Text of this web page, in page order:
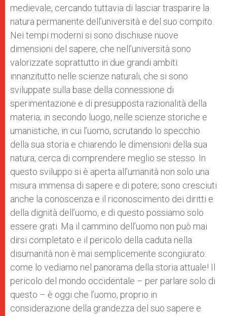
medievale, cercando tuttavia di lasciar trasparire la
natura permanente dell’università e del suo compito.
Nei tempi moderni si sono dischiuse nuove
dimensioni del sapere, che nell’università sono
valorizzate soprattutto in due grandi ambiti:
innanzitutto nelle scienze naturali, che si sono
sviluppate sulla base della connessione di
sperimentazione e di presupposta razionalità della
materia; in secondo luogo, nelle scienze storiche e
umanistiche, in cui l’uomo, scrutando lo specchio
della sua storia e chiarendo le dimensioni della sua
natura, cerca di comprendere meglio se stesso. In
questo sviluppo si è aperta all’umanità non solo una
misura immensa di sapere e di potere; sono cresciuti
anche la conoscenza e il riconoscimento dei diritti e
della dignità dell’uomo, e di questo possiamo solo
essere grati. Ma il cammino dell’uomo non può mai
dirsi completato e il pericolo della caduta nella
disumanità non è mai semplicemente scongiurato:
come lo vediamo nel panorama della storia attuale! Il
pericolo del mondo occidentale – per parlare solo di
questo – è oggi che l’uomo, proprio in
considerazione della grandezza del suo sapere e